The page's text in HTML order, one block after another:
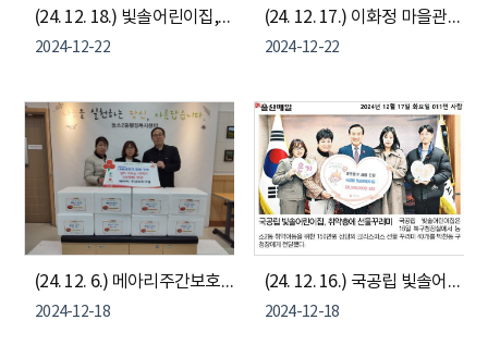
(24. 12. 18.) 빛솔어린이집, 친환경간식꾸러미 40세트(150만원 상당) 기부
2024-12-22
(24. 12. 17.) 이화정 마을관리 사회적협동조합, 백미 10kg 15포(50만원 상당) 기부
2024-12-22
(24. 12. 6.) 메아리주간보호시설, 농소2동 나눔냉장고 김치 기부
2024-12-18
(24. 12. 16.) 국공립 빛솔어린이집, 농소2동 취약아동을 위한 150만원 상당 크리스마스 선물 꾸러미 40개 전달
2024-12-18